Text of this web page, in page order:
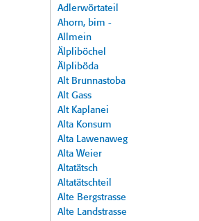
Adlerwörtateil
Ahorn, bim -
Allmein
Älpliböchel
Älpliböda
Alt Brunnastoba
Alt Gass
Alt Kaplanei
Alta Konsum
Alta Lawenaweg
Alta Weier
Altatätsch
Altatätschteil
Alte Bergstrasse
Alte Landstrasse